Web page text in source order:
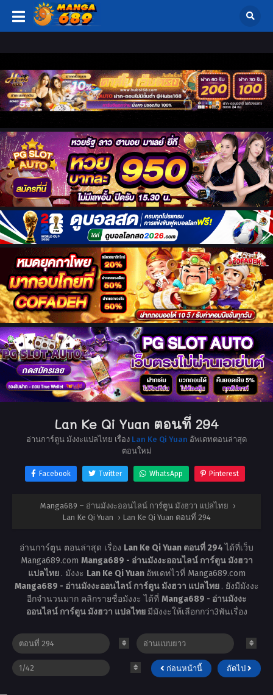
Lan Ke Qi Yuan ตอนที่ 294
อ่านการ์ตูน มังงะแปลไทย เรื่อง Lan Ke Qi Yuan อัพเดทตอนล่าสุด
ตอนใหม่
Facebook Twitter WhatsApp Pinterest
Manga689 – อ่านมังงะออนไลน์ การ์ตูน มังฮวา แปลไทย ›
Lan Ke Qi Yuan › Lan Ke Qi Yuan ตอนที่ 294
อ่านการ์ตูน ตอนล่าสุด เรื่อง Lan Ke Qi Yuan ตอนที่ 294ได้ที่เว็บ
Manga689.com Manga689 - อ่านมังงะออนไลน์ การ์ตูน มังฮวา
แปลไทย . มังงะ Lan Ke Qi Yuan อัพเดทไวที่ Manga689.com
Manga689 - อ่านมังงะออนไลน์ การ์ตูน มังฮวา แปลไทย . ยังมีมังงะ
อีกจำนวนมาก คลิกรายชื่อมังงะ ได้ที่ Manga689 - อ่านมังงะ
ออนไลน์ การ์ตูน มังฮวา แปลไทย มีมังงะให้เลือกกว่า3พันเรื่อง
ก่อนหน้านี้ ถัดไป